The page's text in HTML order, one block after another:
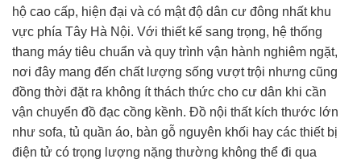
hộ cao cấp, hiện đại và có mật độ dân cư đông nhất khu
vực phía Tây Hà Nội. Với thiết kế sang trọng, hệ thống
thang máy tiêu chuẩn và quy trình vận hành nghiêm ngặt,
nơi đây mang đến chất lượng sống vượt trội nhưng cũng
đồng thời đặt ra không ít thách thức cho cư dân khi cần
vận chuyển đồ đạc cồng kềnh. Đồ nội thất kích thước lớn
như sofa, tủ quần áo, bàn gỗ nguyên khối hay các thiết bị
điện tử có trọng lượng nặng thường không thể đi qua